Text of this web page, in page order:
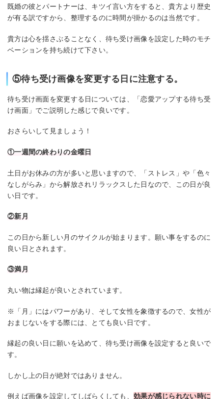
既婚の彼とパートナーは、キツイ言い方をすると、貴方より歴史
が有る訳ですから、整理するのに時間が掛かるのは当然です。
貴方は心を揺さぶることなく、待ち受け画像を設定した時のモチ
ベーションを持ち続けて下さい。
⑤待ち受け画像を変更する日に注意する。
待ち受け画面を変更する日については、「恋愛アップする待ち受
け画面」でご説明した感じで良いです。
おさらいして見ましょう！
①一週間の終わりの金曜日
土日がお休みの方が多いと思いますので、「ストレス」や「色々
なしがらみ」から解放されリラックスした日なので、この日が良
い日です。
②新月
この日から新しい月のサイクルが始まります。願い事をするのに
良い日とされます。
③満月
丸い物は縁起が良いとされています。
※「月」にはパワーがあり、そして女性を象徴するので、女性が
おまじないをする際には、とても良い日です。
縁起の良い日に願いを込めて、待ち受け画像を設定すると良いで
す。
しかし上の日が絶対ではありません。
例えば画像を設定してしばらくしても、効果が感じられない時に